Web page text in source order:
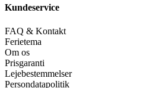
Kundeservice
FAQ & Kontakt
Ferietema
Om os
Prisgaranti
Lejebestemmelser
Persondatapolitik